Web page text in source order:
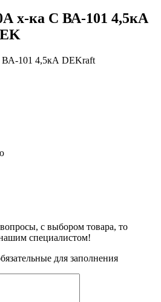
х-ка C ВА-101 4,5кА
ВА-101 4,5кА DEKraft
с выбором товара, то
специалистом!
для заполнения